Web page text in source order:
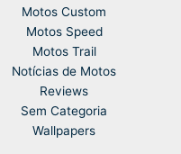
Motos Custom
Motos Speed
Motos Trail
Notícias de Motos
Reviews
Sem Categoria
Wallpapers